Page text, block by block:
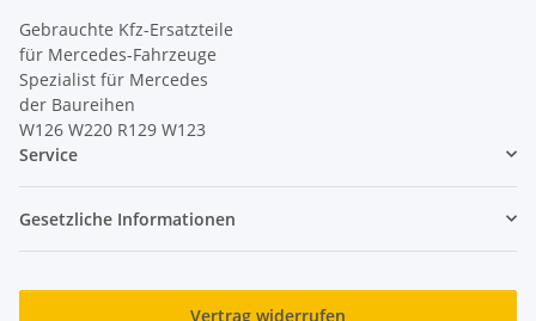
Gebrauchte Kfz-Ersatzteile
für Mercedes-Fahrzeuge
Spezialist für Mercedes
der Baureihen
W126 W220 R129 W123
Service
Gesetzliche Informationen
Vertrag widerrufen